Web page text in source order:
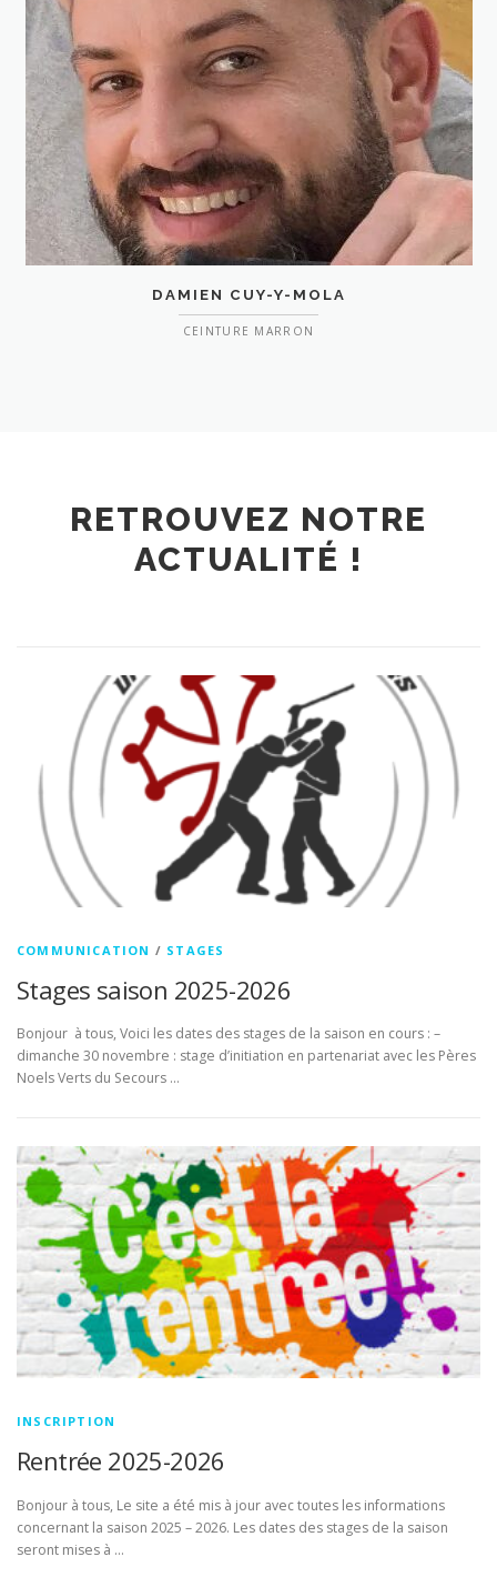
DAMIEN CUY-Y-MOLA
CEINTURE MARRON
RETROUVEZ NOTRE
ACTUALITÉ !
COMMUNICATION / STAGES
Stages saison 2025-2026
Bonjour à tous, Voici les dates des stages de la saison en cours : –
dimanche 30 novembre : stage d’initiation en partenariat avec les Pères
Noels Verts du Secours …
INSCRIPTION
Rentrée 2025-2026
Bonjour à tous, Le site a été mis à jour avec toutes les informations
concernant la saison 2025 – 2026. Les dates des stages de la saison
seront mises à …